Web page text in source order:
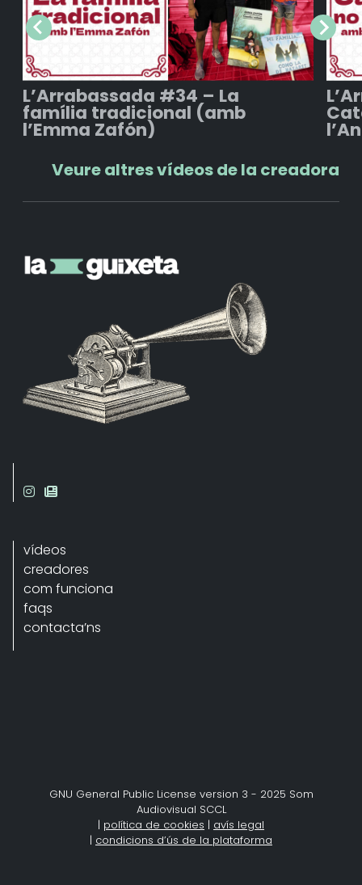
Veure altres vídeos de la creadora
L’Arrabassada #34 – La
família tradicional (amb
l’Emma Zafón)
vídeos
creadores
com funciona
faqs
contacta’ns
GNU General Public License version 3 - 2025 Som
Audiovisual SCCL
| política de cookies | avís legal
| condicions d’ús de la plataforma